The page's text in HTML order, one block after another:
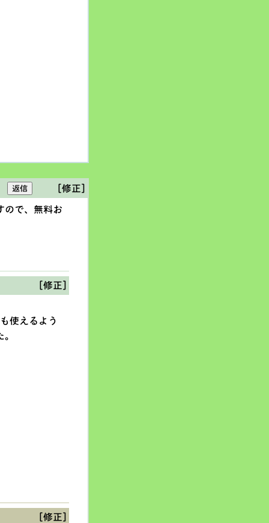
[修正]
ので、無料お
[修正]
使えるよう
[修正]